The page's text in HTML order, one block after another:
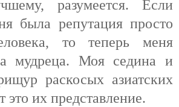
разумеется. Если
была репутация просто
то теперь меня
мудреца. Моя седина и
раскосых азиатских
это их представление.